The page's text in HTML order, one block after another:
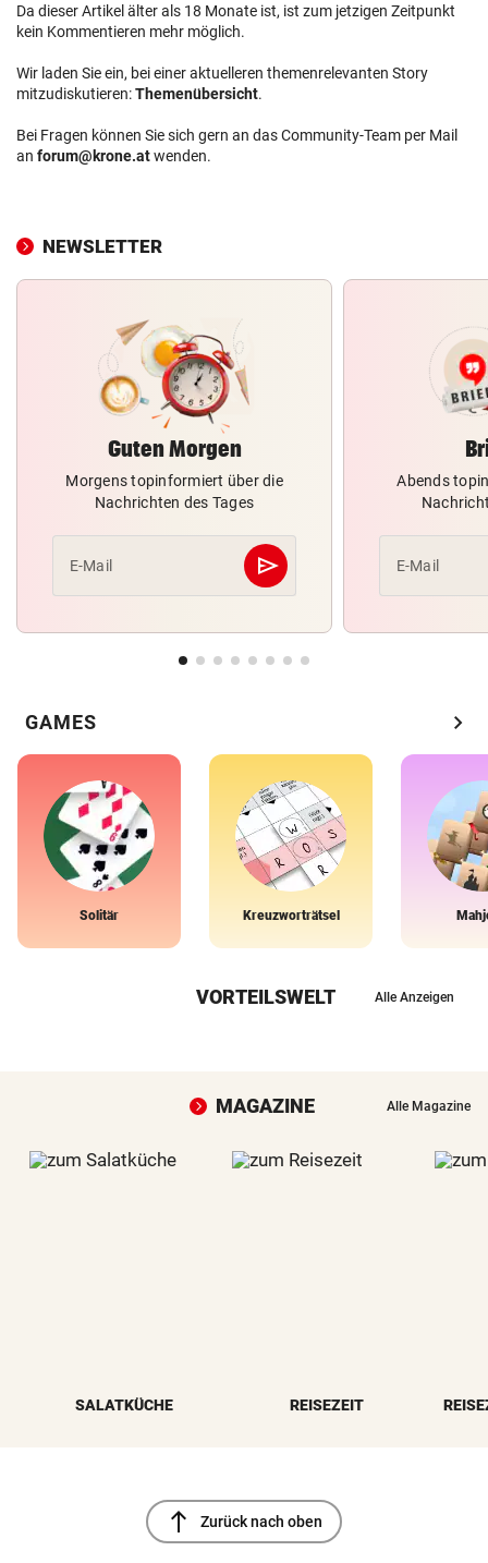
Da dieser Artikel älter als 18 Monate ist, ist zum jetzigen Zeitpunkt
kein Kommentieren mehr möglich.
Wir laden Sie ein, bei einer aktuelleren themenrelevanten Story
mitzudiskutieren:Themenübersicht.
Bei Fragen können Sie sich gern an das Community-Team per Mail
an forum@krone.atwenden.
NEWSLETTER
Guten Morgen
Morgens topinformiert über die
Nachrichten des Tages
E-Mail send
Abschicken
Abends
E-Mail
GAMES chevron_right
Solitär Kreuzworträtsel
VORTEILSWELT Alle Anzeigen
MAGAZINE Alle Magazine
SALATKÜCHE REISEZEIT
north Zurück nach oben